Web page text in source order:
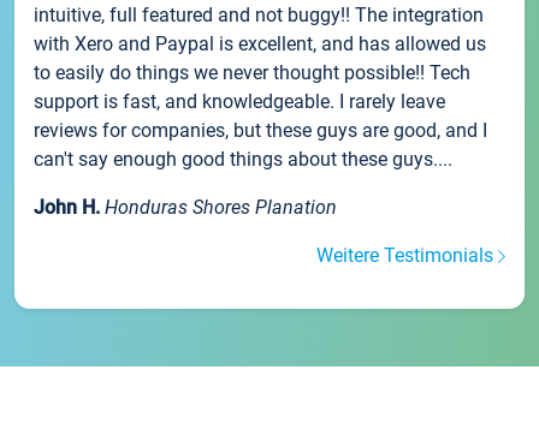
intuitive, full featured and not buggy!! The integration
with Xero and Paypal is excellent, and has allowed us
to easily do things we never thought possible!! Tech
support is fast, and knowledgeable. I rarely leave
reviews for companies, but these guys are good, and I
can't say enough good things about these guys....
John H. Honduras Shores Planation
Weitere Testimonials